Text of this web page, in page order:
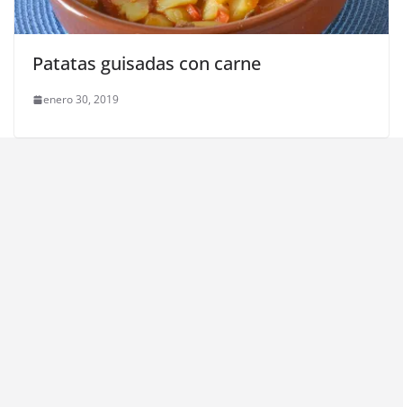
Patatas guisadas con carne
enero 30, 2019